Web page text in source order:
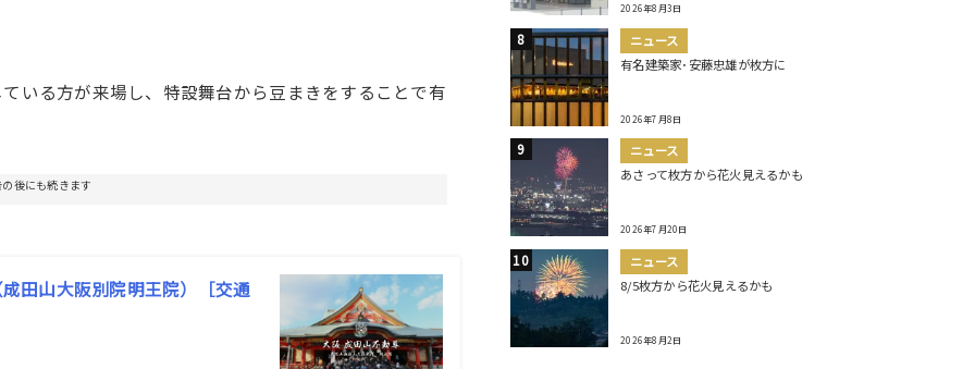
いる方が来場し、特設舞台から豆まきをすることで有
後にも続きます
田山大阪別院明王院）［交通
2026年8月3日
ニュース
有名建築家･安藤忠雄が枚方に
2026年7月8日
ニュース
あさって枚方から花火見えるかも
2026年7月20日
ニュース
8/5枚方から花火見えるかも
2026年8月2日